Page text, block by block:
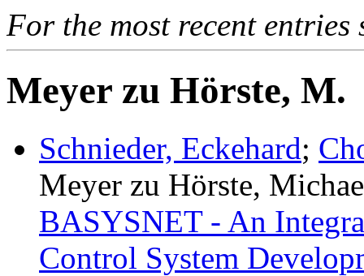
For the most recent entries
Meyer zu Hörste, M.
Schnieder, Eckehard;
Meyer zu Hörste,
BASYSNET - An
Control System